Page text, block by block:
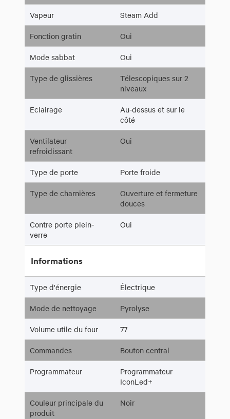
Vapeur Steam Add
Fonction gratin Oui
Mode sabbat Oui
Type de glissières
Télescopiques sur 2
niveaux
Eclairage
Au-dessus et sur le
côté
Ventilateur
refroidissant
Oui
Type de porte Porte froide
Type de charnières
Ouverture et fermeture
douces
Contre porte plein-
verre
Oui
Informations
Type d'énergie Électrique
Mode de nettoyage Pyrolyse
Volume utile du four 77
Commandes Bouton central
Programmateur
Programmateur
IconLed+
Couleur principale du
produit
Noir